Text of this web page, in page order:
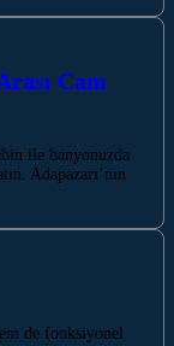
Cam
ile banyonuzda
Adapazarı’nın
de fonksiyonel